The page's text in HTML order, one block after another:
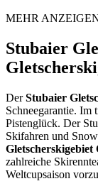
MEHR
Stubaier
DerStubaier
Schneegarantie. Im
Pistenglück. Der
Skifahren und
Gletscherskigebiet
zahlreiche
Weltcupsaison